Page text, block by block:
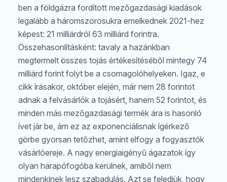
ben a földgázra fordított mezőgazdasági kiadások
legalább a háromszorosukra emelkednek 2021-hez
képest: 21 milliárdról 63 milliárd forintra.
Összehasonlításként: tavaly a hazánkban
megtermelt összes tojás értékesítéséből mintegy 74
milliárd forint folyt be a csomagolóhelyeken. Igaz, e
cikk írásakor, október elején, már nem 28 forintot
adnak a felvásárlók a tojásért, hanem 52 forintot, és
minden más mezőgazdasági termék ára is hasonló
ívet jár be, ám ez az exponenciálisnak ígérkező
görbe gyorsan tetőzhet, amint elfogy a fogyasztók
vásárlóereje. A nagy energiaigényű ágazatok így
olyan harapófogóba kerülnek, amiből nem
mindenkinek lesz szabadulás. Azt se feledjük, hogy